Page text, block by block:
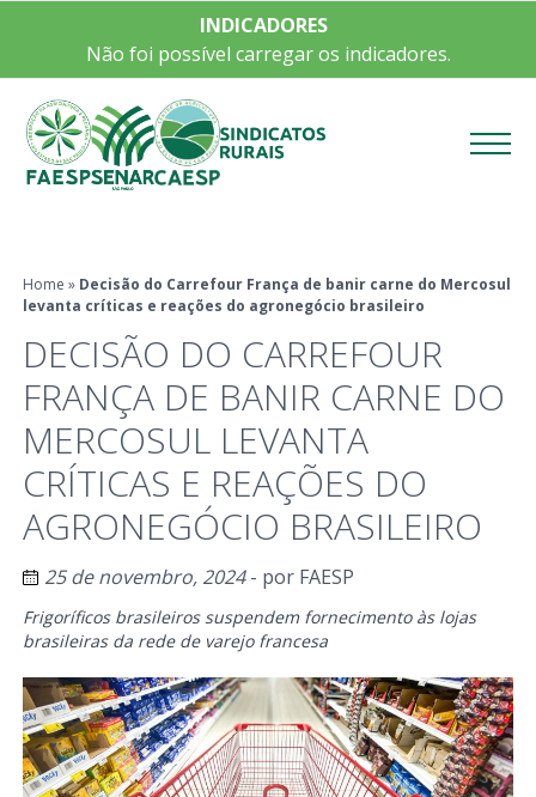
INDICADORES
Não foi possível carregar os indicadores.
Home » Decisão do Carrefour França de banir carne do Mercosul
levanta críticas e reações do agronegócio brasileiro
DECISÃO DO CARREFOUR
FRANÇA DE BANIR CARNE DO
MERCOSUL LEVANTA
CRÍTICAS E REAÇÕES DO
AGRONEGÓCIO BRASILEIRO
25 de novembro, 2024- por FAESP
Frigoríficos brasileiros suspendem fornecimento às lojas
brasileiras da rede de varejo francesa